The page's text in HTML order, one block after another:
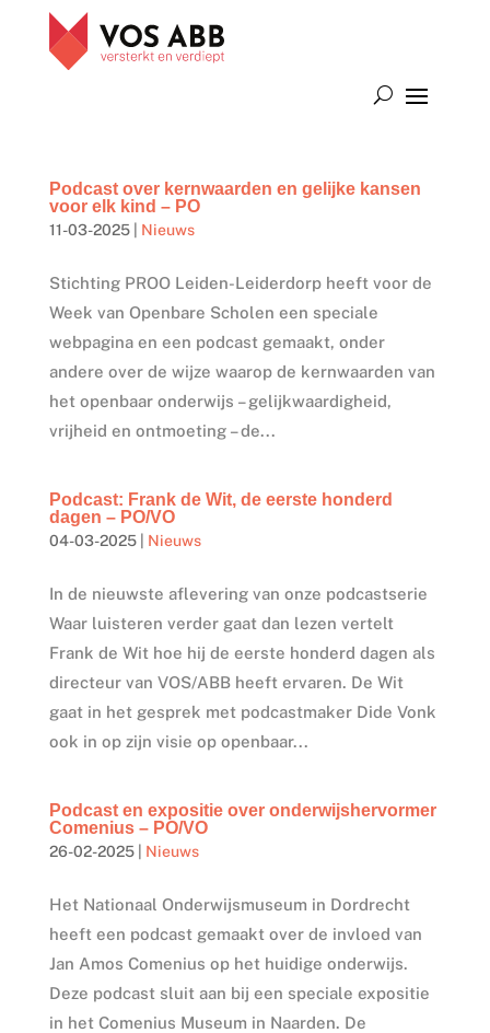
Podcast over kernwaarden en gelijke kansen
voor elk kind – PO
11-03-2025| Nieuws
Stichting PROO Leiden-Leiderdorp heeft voor de
Week van Openbare Scholen een speciale
webpagina en een podcast gemaakt, onder
andere over de wijze waarop de kernwaarden van
het openbaar onderwijs – gelijkwaardigheid,
vrijheid en ontmoeting – de...
Podcast: Frank de Wit, de eerste honderd
dagen – PO/VO
04-03-2025| Nieuws
In de nieuwste aflevering van onze podcastserie
Waar luisteren verder gaat dan lezen vertelt
Frank de Wit hoe hij de eerste honderd dagen als
directeur van VOS/ABB heeft ervaren. De Wit
gaat in het gesprek met podcastmaker Dide Vonk
ook in op zijn visie op openbaar...
Podcast en expositie over onderwijshervormer
Comenius – PO/VO
26-02-2025| Nieuws
Het Nationaal Onderwijsmuseum in Dordrecht
heeft een podcast gemaakt over de invloed van
Jan Amos Comenius op het huidige onderwijs.
Deze podcast sluit aan bij een speciale expositie
in het Comenius Museum in Naarden. De